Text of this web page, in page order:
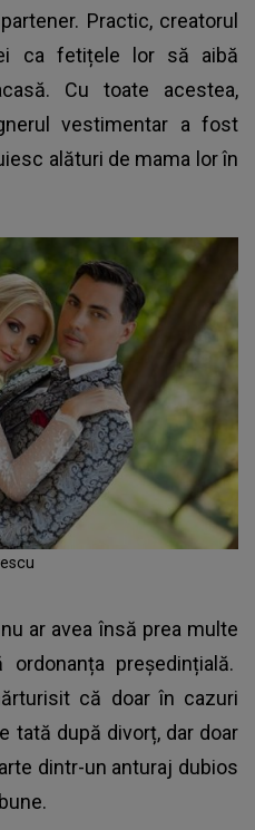
Practic, creatorul
ca fetițele lor să aibă
Cu toate acestea,
vestimentar a fost
alături de mama lor în
ar avea însă prea multe
președințială.
că doar în cazuri
tată după divorț, dar doar
dintr-un anturaj dubios